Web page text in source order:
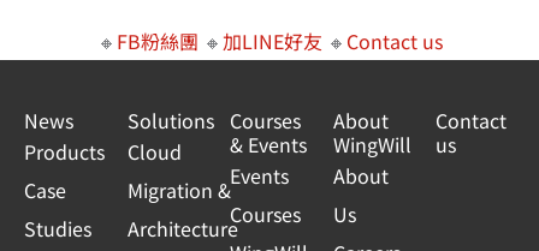
🔸 FB粉絲團 🔸加LINE好友 🔸 Contact us
News
Products
Case
Studies
Solutions
Cloud
Migration &
Architecture
Courses
& Events
Events
Courses
About
WingWill
About
Us
Contact
us